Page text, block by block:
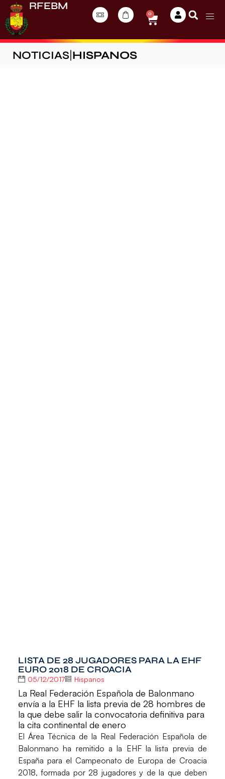
RFEBM
0
NOTICIAS HISPANOS
LISTA DE 28 JUGADORES PARA LA EHF
EURO 2018 DE CROACIA
05/12/2017 Hispanos
La Real Federación Española de Balonmano
envía a la EHF la lista previa de 28 hombres de
la que debe salir la convocatoria definitiva para
la cita continental de enero
El Área Técnica de la Real Federación Española de
Balonmano ha remitido a la EHF la lista previa de
España para el Campeonato de Europa de Croacia
2018, formada por 28 jugadores y de la que deben